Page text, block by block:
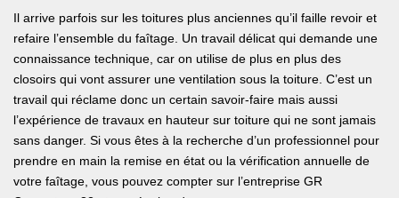
Il arrive parfois sur les toitures plus anciennes qu’il faille revoir et
refaire l’ensemble du faîtage. Un travail délicat qui demande une
connaissance technique, car on utilise de plus en plus des
closoirs qui vont assurer une ventilation sous la toiture. C’est un
travail qui réclame donc un certain savoir-faire mais aussi
l’expérience de travaux en hauteur sur toiture qui ne sont jamais
sans danger. Si vous êtes à la recherche d’un professionnel pour
prendre en main la remise en état ou la vérification annuelle de
votre faîtage, vous pouvez compter sur l’entreprise GR